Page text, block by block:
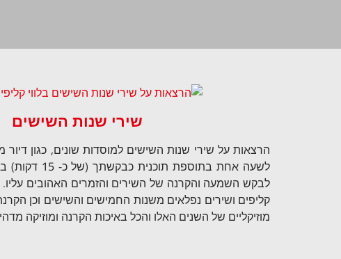
שירי שנות השישים
הרצאות על שירי שנות השישים למוסדות שונים, כגון דיור
לשעה אחת
לבקש השמעה והקרנה של השירים והזמרים האהובים עליו.
קליפים ושירים נפלאים משנות החמישים והשישים וכן
מוזיקליים של השנים האלו והכל באיכות הקרנה ומוזיקה